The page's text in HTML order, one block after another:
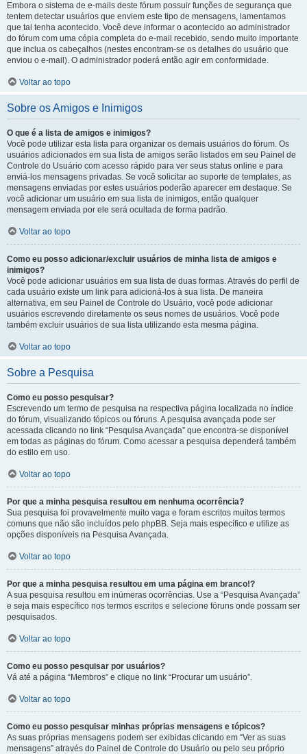
Embora o sistema de e-mails deste fórum possuir funções de segurança que
tentem detectar usuários que enviem este tipo de mensagens, lamentamos
que tal tenha acontecido. Você deve informar o acontecido ao administrador
do fórum com uma cópia completa do e-mail recebido, sendo muito importante
que inclua os cabeçalhos (nestes encontram-se os detalhes do usuário que
enviou o e-mail). O administrador poderá então agir em conformidade.
Voltar ao topo
Sobre os Amigos e Inimigos
O que é a lista de amigos e inimigos?
Você pode utilizar esta lista para organizar os demais usuários do fórum. Os
usuários adicionados em sua lista de amigos serão listados em seu Painel de
Controle do Usuário com acesso rápido para ver seus status online e para
enviá-los mensagens privadas. Se você solicitar ao suporte de templates, as
mensagens enviadas por estes usuários poderão aparecer em destaque. Se
você adicionar um usuário em sua lista de inimigos, então qualquer
mensagem enviada por ele será ocultada de forma padrão.
Voltar ao topo
Como eu posso adicionar/excluir usuários de minha lista de amigos e
inimigos?
Você pode adicionar usuários em sua lista de duas formas. Através do perfil de
cada usuário existe um link para adicioná-los à sua lista. De maneira
alternativa, em seu Painel de Controle do Usuário, você pode adicionar
usuários escrevendo diretamente os seus nomes de usuários. Você pode
também excluir usuários de sua lista utilizando esta mesma página.
Voltar ao topo
Sobre a Pesquisa
Como eu posso pesquisar?
Escrevendo um termo de pesquisa na respectiva página localizada no índice
do fórum, visualizando tópicos ou fóruns. A pesquisa avançada pode ser
acessada clicando no link “Pesquisa Avançada” que encontra-se disponível
em todas as páginas do fórum. Como acessar a pesquisa dependerá também
do estilo em uso.
Voltar ao topo
Por que a minha pesquisa resultou em nenhuma ocorrência?
Sua pesquisa foi provavelmente muito vaga e foram escritos muitos termos
comuns que não são incluídos pelo phpBB. Seja mais específico e utilize as
opções disponíveis na Pesquisa Avançada.
Voltar ao topo
Por que a minha pesquisa resultou em uma página em branco!?
A sua pesquisa resultou em inúmeras ocorrências. Use a “Pesquisa Avançada”
e seja mais específico nos termos escritos e selecione fóruns onde possam ser
pesquisados.
Voltar ao topo
Como eu posso pesquisar por usuários?
Vá até a página “Membros” e clique no link “Procurar um usuário”.
Voltar ao topo
Como eu posso pesquisar minhas próprias mensagens e tópicos?
As suas próprias mensagens podem ser exibidas clicando em “Ver as suas
mensagens” através do Painel de Controle do Usuário ou pelo seu próprio